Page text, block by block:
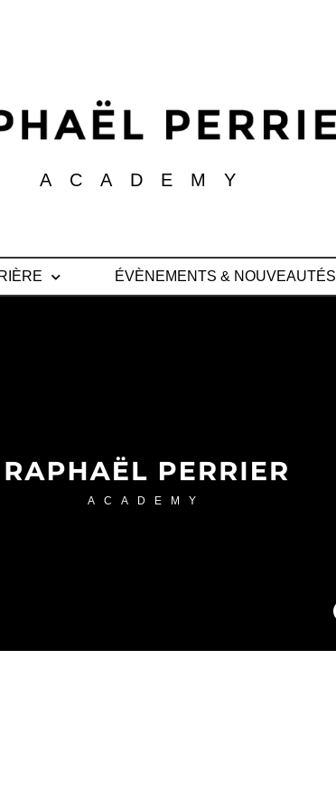
ACADEMY
ÉVÈNEMENTS & NOUVEAUTÉS
ACADEMY